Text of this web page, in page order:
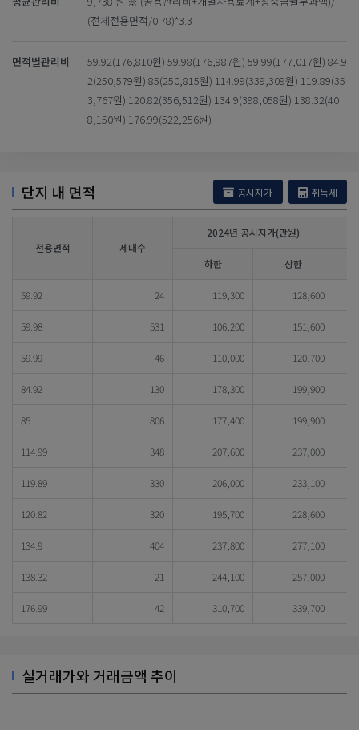
(전체전용면적/0.78)*3.3
면적별관리비
59.92(176,810원) 59.98(176,987원) 59.99(177,017원) 84.9
2(250,579원) 85(250,815원) 114.99(339,309원) 119.89(35
3,767원) 120.82(356,512원) 134.9(398,058원) 138.32(40
8,150원) 176.99(522,256원)
단지 내 면적 공시지가 취득세
전용면적 세대수
2024년 공시지가(만원)
하한 상한
59.92 24 119,300 128,600
59.98 531 106,200 151,600
59.99 46 110,000 120,700
84.92 130 178,300 199,900
85 806 177,400 199,900
114.99 348 207,600 237,000
119.89 330 206,000 233,100
120.82 320 195,700 228,600
134.9 404 237,800 277,100
138.32 21 244,100 257,000
176.99 42 310,700 339,700
실거래가와 거래금액 추이